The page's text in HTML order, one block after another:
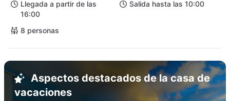
Llegada a partir de las
16:00
Salida hasta las 10:00
8 personas
Aspectos destacados de la casa de
vacaciones